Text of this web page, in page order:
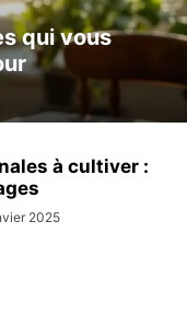
qui vous
à cultiver :
2025